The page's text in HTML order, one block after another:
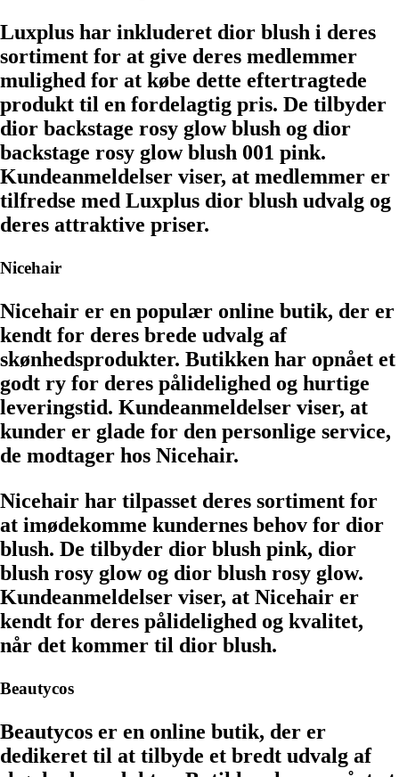
Luxplus har inkluderet dior blush i deres
sortiment for at give deres medlemmer
mulighed for at købe dette eftertragtede
produkt til en fordelagtig pris. De tilbyder
dior backstage rosy glow blush og dior
backstage rosy glow blush 001 pink.
Kundeanmeldelser viser, at medlemmer er
tilfredse med Luxplus dior blush udvalg og
deres attraktive priser.
Nicehair
Nicehair er en populær online butik, der er
kendt for deres brede udvalg af
skønhedsprodukter. Butikken har opnået et
godt ry for deres pålidelighed og hurtige
leveringstid. Kundeanmeldelser viser, at
kunder er glade for den personlige service,
de modtager hos Nicehair.
Nicehair har tilpasset deres sortiment for
at imødekomme kundernes behov for dior
blush. De tilbyder dior blush pink, dior
blush rosy glow og dior blush rosy glow.
Kundeanmeldelser viser, at Nicehair er
kendt for deres pålidelighed og kvalitet,
når det kommer til dior blush.
Beautycos
Beautycos er en online butik, der er
dedikeret til at tilbyde et bredt udvalg af